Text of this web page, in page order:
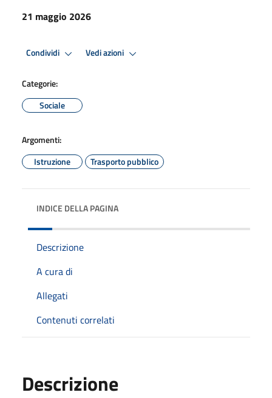
21 maggio 2026
Condividi Vedi azioni
Categorie:
Sociale
Argomenti:
Istruzione
Trasporto pubblico
INDICE DELLA PAGINA
Descrizione
A cura di
Allegati
Contenuti correlati
Descrizione